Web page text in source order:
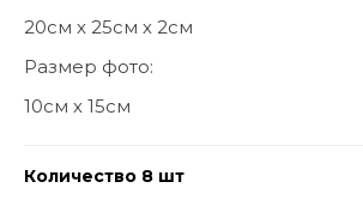
20см х 25см х 2см
Размер фото:
10см х 15см
Количество 8 шт